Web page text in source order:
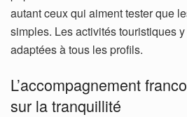
autant ceux qui aiment tester que
simples. Les activités touristiques
adaptées à tous les profils.
L’accompagnement
sur la tranquillité